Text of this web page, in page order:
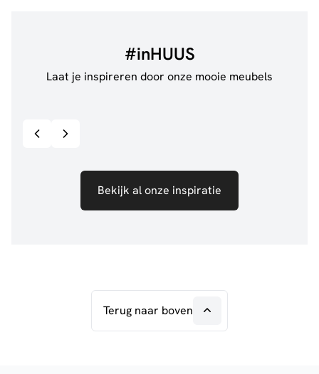
#inHUUS
Laat je inspireren door onze mooie meubels
Bekijk al onze inspiratie
Terug naar boven